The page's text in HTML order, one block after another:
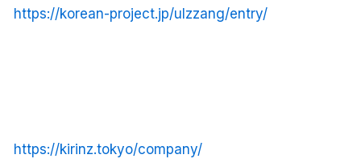
https://korean-project.jp/ulzzang/entry/
https://kirinz.tokyo/company/